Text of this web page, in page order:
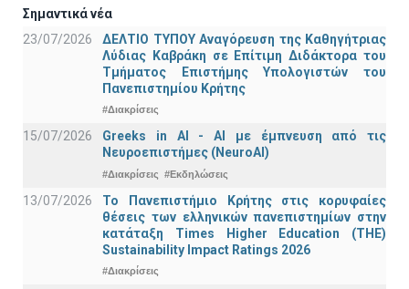
Σημαντικά νέα
23/07/2026
ΔΕΛΤΙΟ ΤΥΠΟΥ Αναγόρευση της Καθηγήτριας
Λύδιας Καβράκη σε Επίτιμη Διδάκτορα του
Τμήματος Επιστήμης Υπολογιστών του
Πανεπιστημίου Κρήτης
#Διακρίσεις
15/07/2026
Greeks in AI - ΑΙ με έμπνευση από τις
Νευροεπιστήμες (NeuroAI)
#Διακρίσεις #Εκδηλώσεις
13/07/2026
Το Πανεπιστήμιο Κρήτης στις κορυφαίες
θέσεις των ελληνικών πανεπιστημίων στην
κατάταξη Times Higher Education (ΤΗΕ)
Sustainability Impact Ratings 2026
#Διακρίσεις